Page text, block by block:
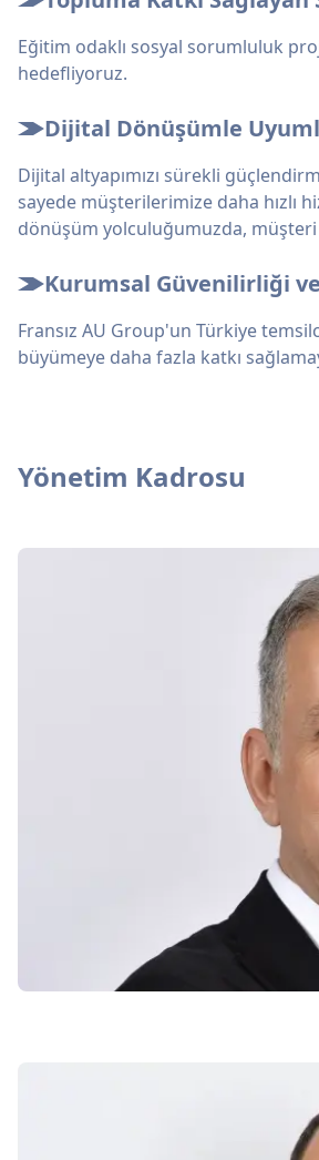
Eğitim odaklı sosyal sorumluluk
hedefliyoruz.
Dijital Dönüşümle
Dijital altyapımızı sürekli
sayede müşterilerimize daha
dönüşüm yolculuğumuzda,
Kurumsal Güvenilirliği
Fransız AU Group'un Türkiye
büyümeye daha fazla katkı
Yönetim Kadrosu